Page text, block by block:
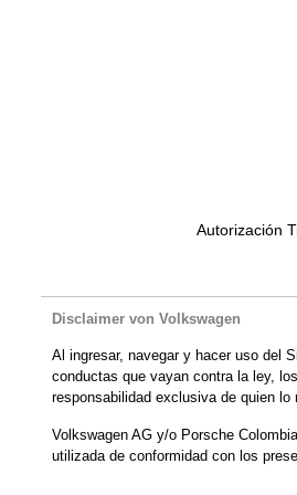
Autorización
Disclaimer von Volkswagen
Al ingresar, navegar y hacer uso del
conductas que vayan contra la ley,
responsabilidad exclusiva de quien
Volkswagen AG y/o Porsche
utilizada de conformidad con los